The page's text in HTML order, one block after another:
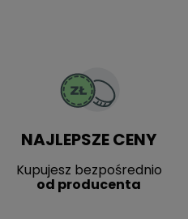
NAJLEPSZE CENY
Kupujesz bezpośrednio
od producenta